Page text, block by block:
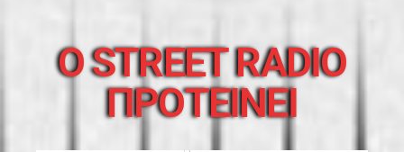
O STREET RADIO
ΠΡΟΤΕΙΝΕΙ